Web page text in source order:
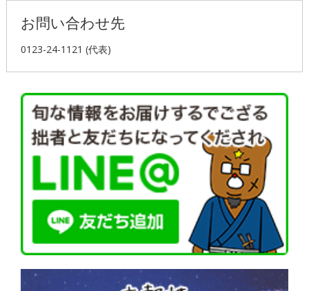
お問い合わせ先
0123-24-1121 (代表)